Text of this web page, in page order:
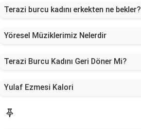
Terazi burcu kadını erkekten ne bekler?
Yöresel Müziklerimiz Nelerdir
Terazi Burcu Kadını Geri Döner Mi?
Yulaf Ezmesi Kalori